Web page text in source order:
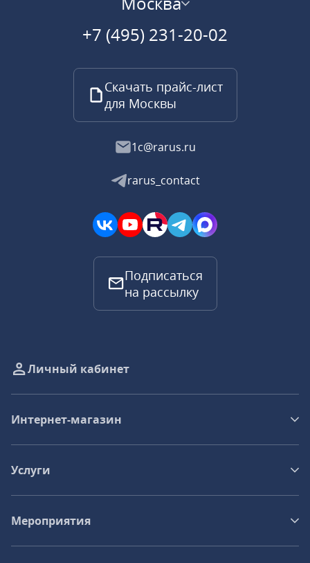
+7 (495) 231-20-02
Скачать прайс-лист
для Москвы
1c@rarus.ru
rarus_contact
Подписаться
на рассылку
Личный кабинет
Интернет-магазин
Услуги
Мероприятия